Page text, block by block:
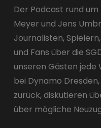
Der Podcast rund
Meyer und Jens
Journalisten,
und Fans über die
unseren Gästen jede
bei Dynamo
zurück, diskutieren
über mögliche